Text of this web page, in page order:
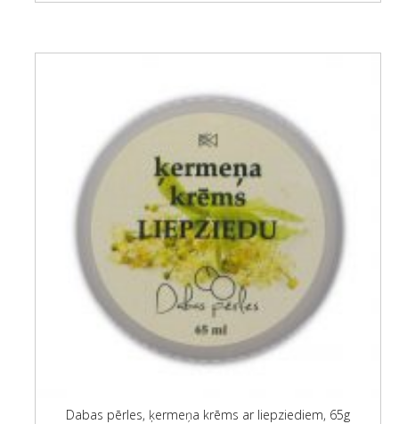
Dabas pērles, ķermeņa krēms ar liepziediem, 65g